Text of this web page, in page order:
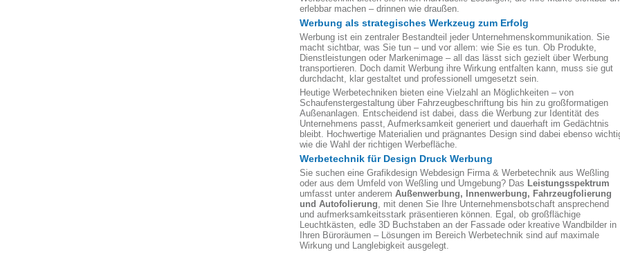
erlebbar machen – drinnen wie draußen.
Werbung als strategisches Werkzeug zum Erfolg
Werbung ist ein zentraler Bestandteil jeder Unternehmenskommunikation. Sie
macht sichtbar, was Sie tun – und vor allem: wie Sie es tun. Ob Produkte,
Dienstleistungen oder Markenimage – all das lässt sich gezielt über Werbung
transportieren. Doch damit Werbung ihre Wirkung entfalten kann, muss sie gut
durchdacht, klar gestaltet und professionell umgesetzt sein.
Heutige Werbetechniken bieten eine Vielzahl an Möglichkeiten – von
Schaufenstergestaltung über Fahrzeugbeschriftung bis hin zu großformatigen
Außenanlagen. Entscheidend ist dabei, dass die Werbung zur Identität des
Unternehmens passt, Aufmerksamkeit generiert und dauerhaft im Gedächtnis
bleibt. Hochwertige Materialien und prägnantes Design sind dabei ebenso
wie die Wahl der richtigen Werbefläche.
Werbetechnik für Design Druck Werbung
Sie suchen eine Grafikdesign Webdesign Firma & Werbetechnik aus Weßling
oder aus dem Umfeld von Weßling und Umgebung? Das Leistungsspektrum
umfasst unter anderem Außenwerbung, Innenwerbung, Fahrzeugfolierung
und Autofolierung, mit denen Sie Ihre Unternehmensbotschaft ansprechend
und aufmerksamkeitsstark präsentieren können. Egal, ob großflächige
Leuchtkästen, edle 3D Buchstaben an der Fassade oder kreative Wandbilder in
Ihren Büroräumen – Lösungen im Bereich Werbetechnik sind auf maximale
Wirkung und Langlebigkeit ausgelegt.